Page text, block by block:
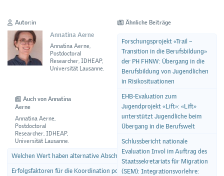
Autor:in
Annatina Aerne
Annatina Aerne,
Postdoctoral
Researcher, IDHEAP,
Universität Lausanne.
Auch von Annatina
Aerne
Annatina Aerne,
Postdoctoral
Researcher, IDHEAP,
Universität Lausanne.
Welchen Wert haben alternative Abschlüsse auf dem Arbeitsmarkt?
Erfolgsfaktoren für die Koordination politischer Akteure
Ähnliche Beiträge
Forschungsprojekt «Trail –
Transition in die Berufsbildung»
der PH FHNW: Übergang in die
Berufsbildung von Jugendlichen
in Risikosituationen
EHB-Evaluation zum
Jugendprojekt «Lift»: «Lift»
unterstützt Jugendliche beim
Übergang in die Berufswelt
Schlussbericht nationale
Evaluation Invol im Auftrag des
Staatssekretariats für Migration
(SEM): Integrationsvorlehre: